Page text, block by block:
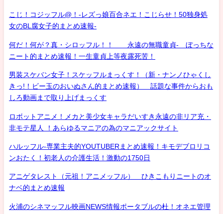
こじ！コジッフル@！-レズっ娘百合ネエ！こじらせ！50独身処
女のBL腐女子的まとめ速報-
何だ！何が？真・シロッフル！！ 永遠の無職童貞- ぼっちな
ニート的まとめ速報！一生童貞上等夜露死苦！
男装スケバン女子！スケッフルまっくす！（新・ナンノひゃくし
きっ!！ビー玉のおいぬさん的まとめ速報） 話題な事件からおも
しろ動画まで取り上げまっくす
ロボットアニメ！メカと美少女キャラだいすき永遠の非リア充・
非モテ星人 ！あらゆるマニアの為のマニアックサイト
ハルッフル-専業主夫的YOUTUBERまとめ速報！キモデブロリコ
ンおたく！初老人の介護生活！激動の1750日
アニゲタレスト（元祖！アニメッフル） ひきこもりニートのオ
ナベ的まとめ速報
火浦のシネマッフル映画NEWS情報ポータブルの杜！オネエ管理